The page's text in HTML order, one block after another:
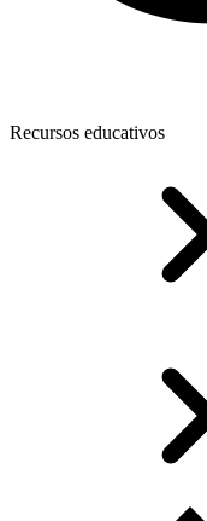
Recursos educativos